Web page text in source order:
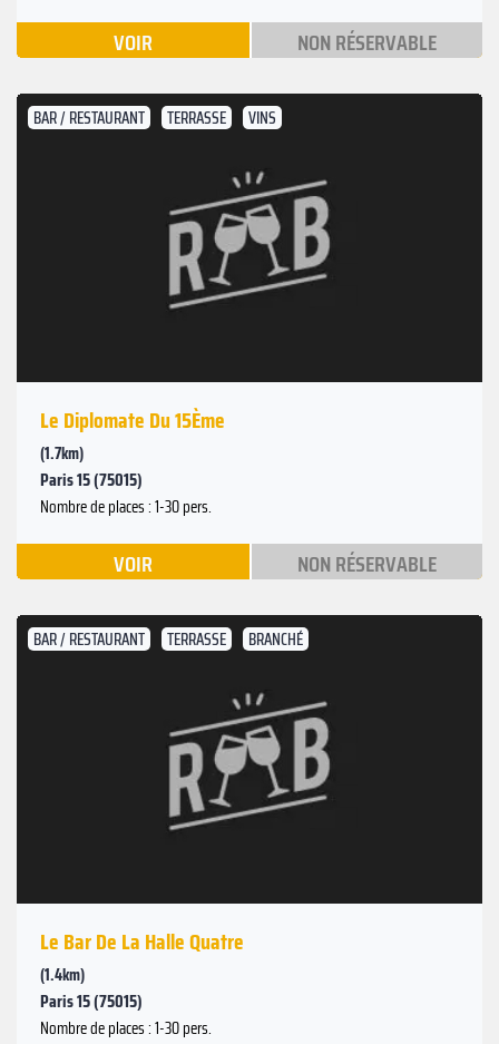
VOIR NON RÉSERVABLE
BAR / RESTAURANT TERRASSE VINS
Le Diplomate Du 15Ème
(1.7km)
Paris 15 (75015)
Nombre de places : 1-30 pers.
VOIR NON RÉSERVABLE
BAR / RESTAURANT TERRASSE BRANCHÉ
Le Bar De La Halle Quatre
(1.4km)
Paris 15 (75015)
Nombre de places : 1-30 pers.